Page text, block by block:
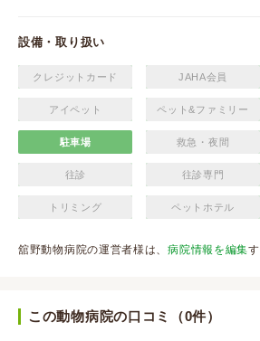
設備・取り扱い
クレジットカード JAHA会員
アイペット ペット&ファミリー
駐車場 救急・夜間
往診 往診専門
トリミング ペットホテル
舘野動物病院の運営者様は、病院情報を編集
この動物病院の口コミ（0件）